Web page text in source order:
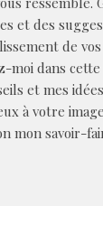
et des
de
moi dans
et mes
à votre
mon savoir-